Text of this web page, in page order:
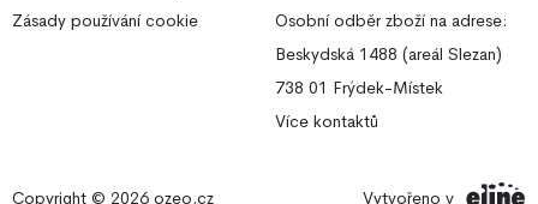
Zásady používání cookie
Osobní odběr zboží na adrese:
Beskydská 1488 (areál Slezan)
738 01 Frýdek-Místek
Více kontaktů
Copyright © 2026 ozeo.cz Vytvořeno v